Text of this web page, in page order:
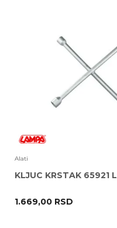
POŠALJI
Alati
KLJUC KRSTAK 65921
1.669,00 RSD